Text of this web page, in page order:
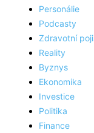
Personálie
Podcasty
Zdravotní
Reality
Byznys
Ekonomika
Investice
Politika
Finance